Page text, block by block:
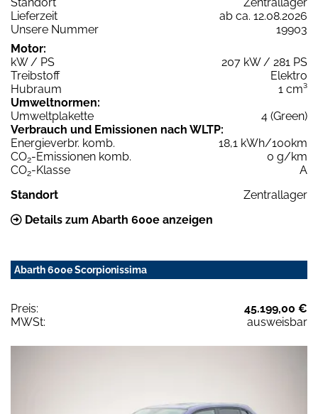
Lieferzeit
ab ca. 12.08.2026
Unsere Nummer
19903
Motor:
kW / PS
207 kW / 281 PS
Treibstoff
Elektro
Hubraum
1 cm³
Umweltnormen:
Umweltplakette
4 (Green)
Verbrauch und Emissionen nach WLTP:
Energieverbr. komb.
18,1 kWh/100km
CO2-Emissionen komb.
0 g/km
CO2-Klasse
A
Standort
Zentrallager
Details zum Abarth 600e anzeigen
Abarth 600e Scorpionissima
Preis:
45.199,00 €
MWSt:
ausweisbar